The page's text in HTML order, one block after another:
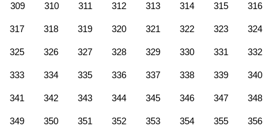
309 310 311 312 313 314 315 316
317 318 319 320 321 322 323 324
325 326 327 328 329 330 331 332
333 334 335 336 337 338 339 340
341 342 343 344 345 346 347 348
349 350 351 352 353 354 355 356